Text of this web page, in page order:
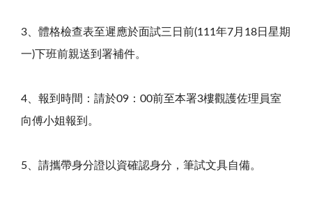
3 、體格檢查表至遲應於面試三日前(111 年7月 18日星期
一) 下班前親送到署補件。
4 、報到時間：請於09 ： 00前至本署3樓觀護佐理員室
向傅小姐報到。
5 、請攜帶身分證以資確認身分，筆試文具自備。